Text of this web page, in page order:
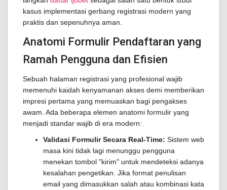
kasus implementasi gerbang registrasi modern yang
praktis dan sepenuhnya aman.
Anatomi Formulir Pendaftaran yang
Ramah Pengguna dan Efisien
Sebuah halaman registrasi yang profesional wajib
memenuhi kaidah kenyamanan akses demi memberikan
impresi pertama yang memuaskan bagi pengakses
awam. Ada beberapa elemen anatomi formulir yang
menjadi standar wajib di era modern:
Validasi Formulir Secara Real-Time: Sistem web
masa kini tidak lagi menunggu pengguna
menekan tombol "kirim" untuk mendeteksi adanya
kesalahan pengetikan. Jika format penulisan
email yang dimasukkan salah atau kombinasi kata